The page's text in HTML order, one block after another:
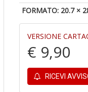
FORMATO: 20.7 ×
VERSIONE
€ 9,90
RICEVI